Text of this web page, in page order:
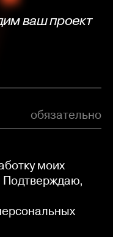
ваш проект
обязательно
моих
Подтверждаю,